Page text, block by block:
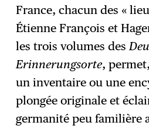
France, chacun des «
Étienne François et
les trois volumes des
Erinnerungsorte,
un inventaire ou une
plongée originale et
germanité peu familière